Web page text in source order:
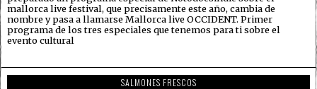
mallorca live festival, que precisamente este año, cambia de
nombre y pasa a llamarse Mallorca live OCCIDENT. Primer
programa de los tres especiales que tenemos para ti sobre el
evento cultural
SALMONES FRESCOS